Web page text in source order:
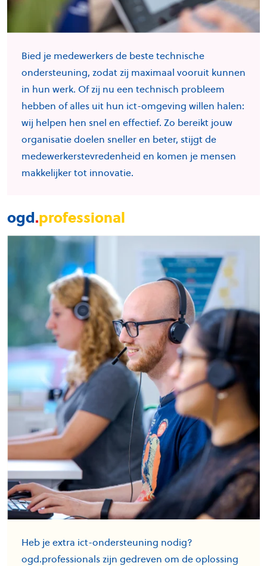
Bied je medewerkers de beste technische
ondersteuning, zodat zij maximaal vooruit kunnen
in hun werk. Of zij nu een technisch probleem
hebben of alles uit hun ict-omgeving willen halen:
wij helpen hen snel en effectief. Zo bereikt jouw
organisatie doelen sneller en beter, stijgt de
medewerkerstevredenheid en komen je mensen
makkelijker tot innovatie.
ogd.professional
Heb je extra ict-ondersteuning nodig?
ogd.professionals zijn gedreven om de oplossing